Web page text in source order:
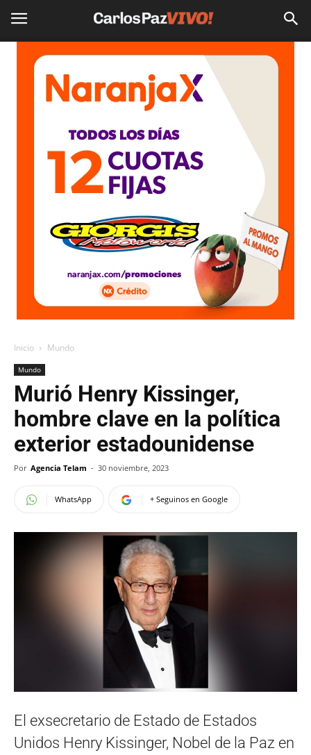
Inicio Mundo
Mundo
Murió Henry Kissinger,
hombre clave en la política
exterior estadounidense
Por Agencia Telam - 30 noviembre, 2023
WhatsApp + Seguinos en Google
El exsecretario de Estado de Estados
Unidos Henry Kissinger, Nobel de la Paz en